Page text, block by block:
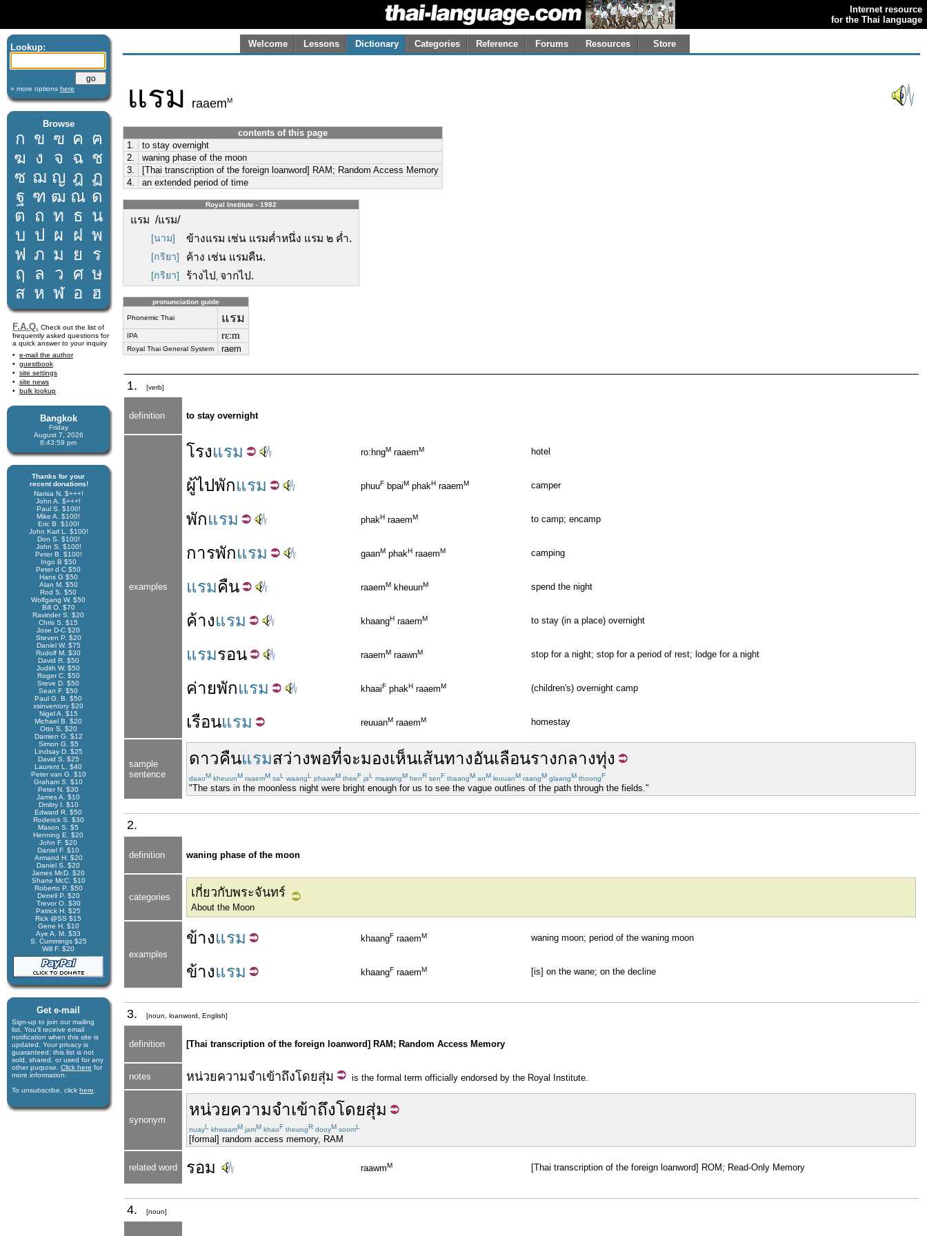
Internet resource
for the Thai language
Lookup:
» more options here
Browse
ก ข ฃ ค ฅ
ฆ ง จ ฉ ช
ซ ฌ ญ ฎ ฏ
ฐ ฑ ฒ ณ ด
ต ถ ท ธ น
บ ป ผ ฝ พ
ฟ ภ ม ย
ร
ฤ
ล ว ศ ษ
ส ห ฬ อ ฮ
F.A.Q. Check out the list of
frequently asked questions for
a quick answer to your inquiry
e-mail the author
guestbook
site settings
site news
bulk lookup
Bangkok
Friday
August 7, 2026
8:44:00 pm
Thanks for your
recent donations!
Narisa N. $+++!
John A. $+++!
Paul S. $100!
Mike A. $100!
Eric B. $100!
John Karl L. $100!
Don S. $100!
John S. $100!
Peter B. $100!
Ingo B $50
Peter d C $50
Hans G $50
Alan M. $50
Rod S. $50
Wolfgang W. $50
Bill O. $70
Ravinder S. $20
Chris S. $15
Jose D-C $20
Steven P. $20
Daniel W. $75
Rudolf M. $30
David R. $50
Judith W. $50
Roger C. $50
Steve D. $50
Sean F. $50
Paul G. B. $50
xsinventory $20
Nigel A. $15
Michael B. $20
Otto S. $20
Damien G. $12
Simon G. $5
Lindsay D. $25
David S. $25
Laurent L. $40
Peter van G. $10
Graham S. $10
Peter N. $30
James A. $10
Dmitry I. $10
Edward R. $50
Roderick S. $30
Mason S. $5
Henning E. $20
John F. $20
Daniel F. $10
Armand H. $20
Daniel S. $20
James McD. $20
Shane McC. $10
Roberto P. $50
Derrell P. $20
Trevor O. $30
Patrick H. $25
Rick @SS $15
Gene H. $10
Aye A. M. $33
S. Cummings $25
Will F. $20
Get e-mail
Sign-up to join our mail­ing
list. You'll receive e­mail
notification when this site is
updated. Your privacy is
guaran­teed; this list is not
sold, shared, or used for any
other purpose. Click here for
more infor­mation.
To unsubscribe, click here
Welcome Lessons Dictionary Categories Reference Forums Resources Store
แรม raaemM
contents of this page
1.
to stay overnight
2.
waning phase of the moon
3.
[Thai transcription of the foreign loanword] RAM; Random Access Memory
4.
an extended period of time
Royal Institute - 1982
แรม /แรม/
[นาม] ข้างแรม เช่น แรมค่ำหนึ่ง แรม ๒ ค่ำ.
[กริยา] ค้าง เช่น แรมคืน.
[กริยา] ร้างไป , จากไป.
pronunciation guide
Phonemic Thai แรม
IPA rɛːm
Royal Thai General System raem
1. [verb]
definition to stay overnight
examples
โรงแรม ro:hngM raaemM hotel
ผู้ไปพักแรม phuuF bpaiM phakH raaemM camper
พักแรม phakH raaemM to camp; encamp
การพักแรม gaanM phakH raaemM camping
แรมคืน raaemM kheuunM spend the night
ค้างแรม khaangH raaemM to stay (in a place) overnight
แรมรอน raaemM raawnM stop for a night; stop for a period of rest; lodge for a night
ค่ายพักแรม khaaiF phakH raaemM (children's) overnight camp
เรือนแรม reuuanM raaemM homestay
sample
sentence
ดาวคืนแรมสว่างพอที่จะมองเห็นเส้นทางอันเลือนรางกลางทุ่ง
daaoM kheuunM raaemM saL waangL phaawM theeF jaL maawngM henR senF thaangM anM leuuanM raangM glaangM thoongF
"The stars in the moonless night were bright enough for us to see the vague outlines of the path through the fields."
2.
definition waning phase of the moon
categories เกี่ยวกับพระจันทร์
About the Moon
examples
ข้างแรม khaangF raaemM waning moon; period of the waning moon
ข้างแรม khaangF raaemM [is] on the wane; on the decline
3. [noun, loanword, English]
definition [Thai transcription of the foreign loanword] RAM; Random Access Memory
notes หน่วยความจำเข้าถึงโดยสุ่ม is the formal term officially endorsed by the Royal Institute.
synonym
หน่วยความจำเข้าถึงโดยสุ่ม
nuayL khwaamM jamM khaoF theungR dooyM soomL
[formal] random access memory, RAM
related word รอม raawmM [Thai transcription of the foreign loanword] ROM; Read-Only Memory
4. [noun]